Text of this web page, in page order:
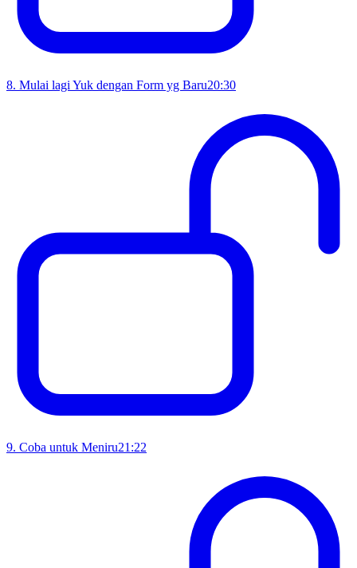
8. Mulai lagi Yuk dengan Form yg Baru20:30
9. Coba untuk Meniru21:22